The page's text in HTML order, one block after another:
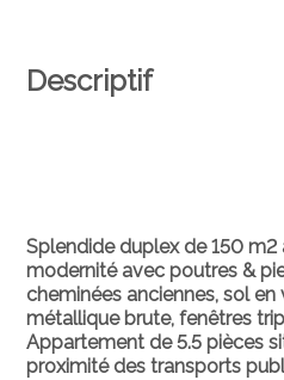
Descriptif
Splendide duplex de 150
modernité avec poutres &
cheminées anciennes, sol
métallique brute, fenêtres
Appartement de 5.5 pièces
proximité des transports